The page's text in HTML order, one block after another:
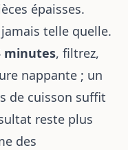
épaisses.
telle quelle.
minutes, filtrez,
nappante ; un
de cuisson suffit
reste plus
des